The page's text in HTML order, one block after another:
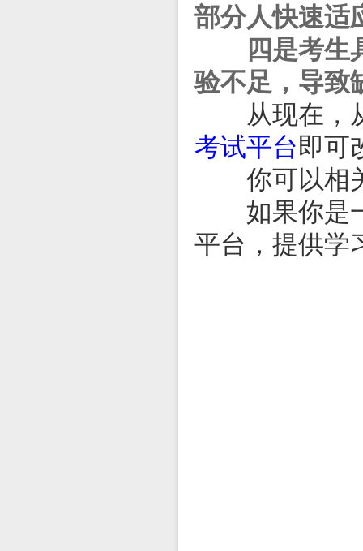
部分人快速适
四是考生具
验不足，导致
从现在，从
考试平台即可
你可以相关
如果你是一
平台，提供学